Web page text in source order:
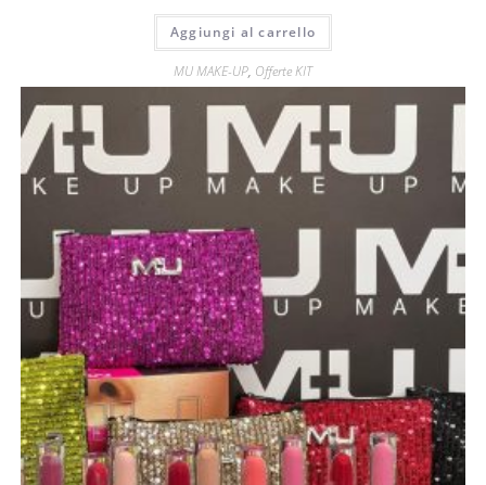
Aggiungi al carrello
MU MAKE-UP, Offerte KIT